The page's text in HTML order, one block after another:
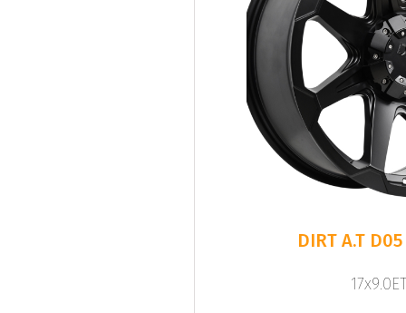
DIRT A.T